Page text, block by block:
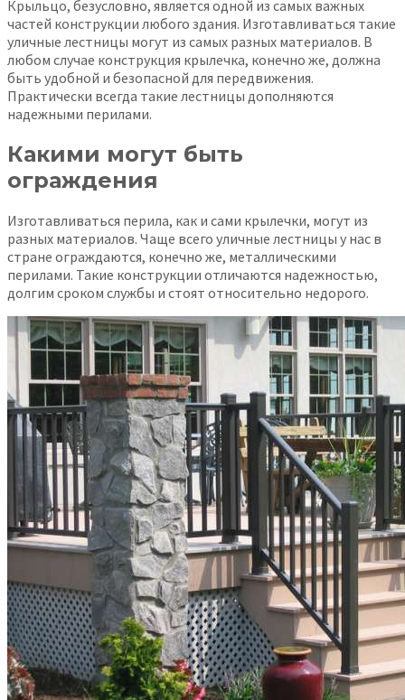
Крыльцо, безусловно, является одной из самых важных
частей конструкции любого здания. Изготавливаться такие
уличные лестницы могут из самых разных материалов. В
любом случае конструкция крылечка, конечно же, должна
быть удобной и безопасной для передвижения.
Практически всегда такие лестницы дополняются
надежными перилами.
Какими могут быть
ограждения
Изготавливаться перила, как и сами крылечки, могут из
разных материалов. Чаще всего уличные лестницы у нас в
стране ограждаются, конечно же, металлическими
перилами. Такие конструкции отличаются надежностью,
долгим сроком службы и стоят относительно недорого.